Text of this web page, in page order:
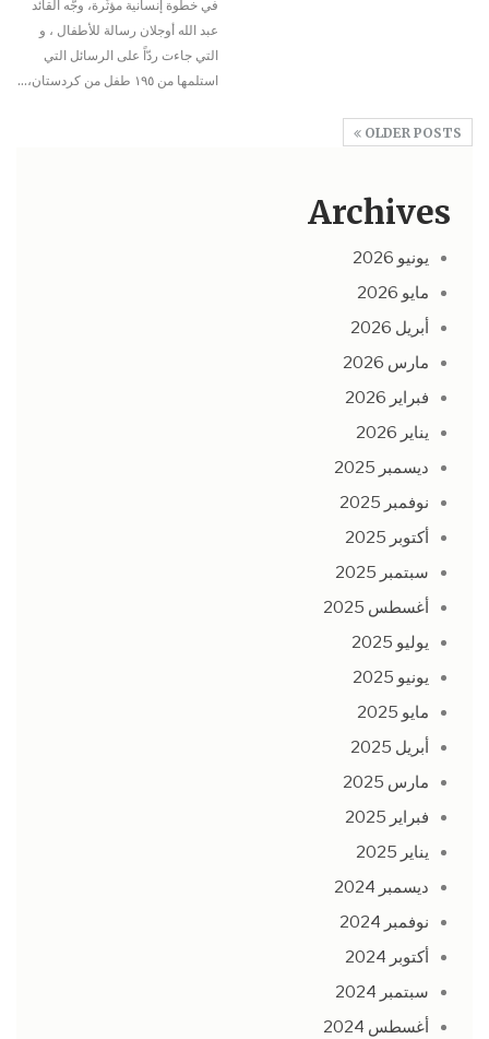
في خطوة إنسانية مؤثّرة، وجّه القائد
عبد الله أوجلان رسالة للأطفال ، و
التي جاءت ردّاً على الرسائل التي
استلمها من ١٩٥ طفل من كردستان،
…
OLDER POSTS
Archives
يونيو 2026
مايو 2026
أبريل 2026
مارس 2026
فبراير 2026
يناير 2026
ديسمبر 2025
نوفمبر 2025
أكتوبر 2025
سبتمبر 2025
أغسطس 2025
يوليو 2025
يونيو 2025
مايو 2025
أبريل 2025
مارس 2025
فبراير 2025
يناير 2025
ديسمبر 2024
نوفمبر 2024
أكتوبر 2024
سبتمبر 2024
أغسطس 2024